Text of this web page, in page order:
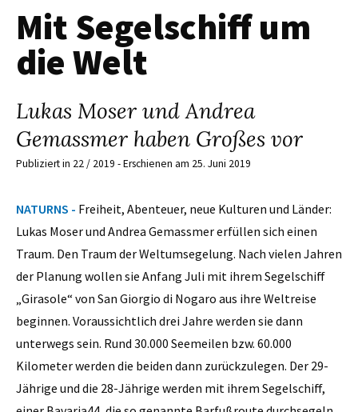
Mit Segelschiff um
die Welt
Lukas Moser und Andrea
Gemassmer haben Großes vor
Publiziert in 22 / 2019 - Erschienen am 25. Juni 2019
NATURNS - Freiheit, Abenteuer, neue Kulturen und Länder:
Lukas Moser und Andrea Gemassmer erfüllen sich einen
Traum. Den Traum der Weltumsegelung. Nach vielen Jahren
der Planung wollen sie Anfang Juli mit ihrem Segelschiff
„Girasole“ von San Giorgio di Nogaro aus ihre Weltreise
beginnen. Voraussichtlich drei Jahre werden sie dann
unterwegs sein. Rund 30.000 Seemeilen bzw. 60.000
Kilometer werden die beiden dann zurückzulegen. Der 29-
Jährige und die 28-Jährige werden mit ihrem Segelschiff,